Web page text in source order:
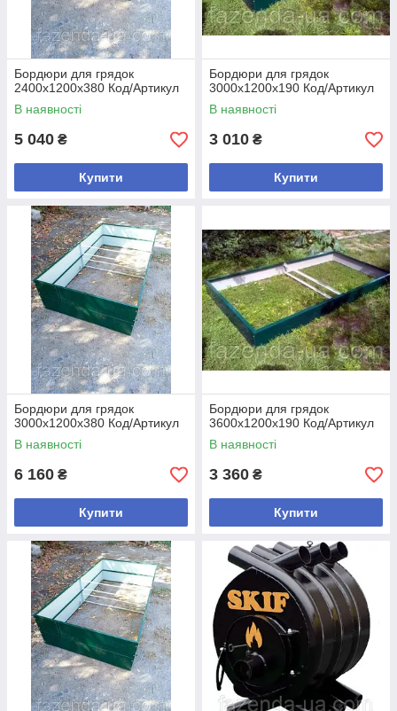
Бордюри для грядок
2400х1200х380 Код/Артикул
В наявності
5 040 ₴
Купити
Бордюри для грядок
3000х1200х190 Код/Артикул
В наявності
3 010 ₴
Купити
Бордюри для грядок
3000х1200х380 Код/Артикул
В наявності
6 160 ₴
Купити
Бордюри для грядок
3600х1200х190 Код/Артикул
В наявності
3 360 ₴
Купити